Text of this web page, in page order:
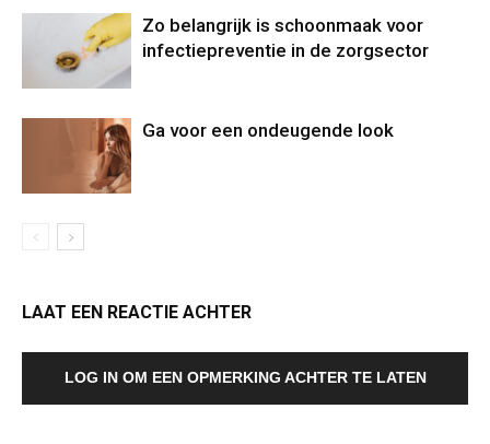
Zo belangrijk is schoonmaak voor
infectiepreventie in de zorgsector
Ga voor een ondeugende look
LAAT EEN REACTIE ACHTER
LOG IN OM EEN OPMERKING ACHTER TE LATEN